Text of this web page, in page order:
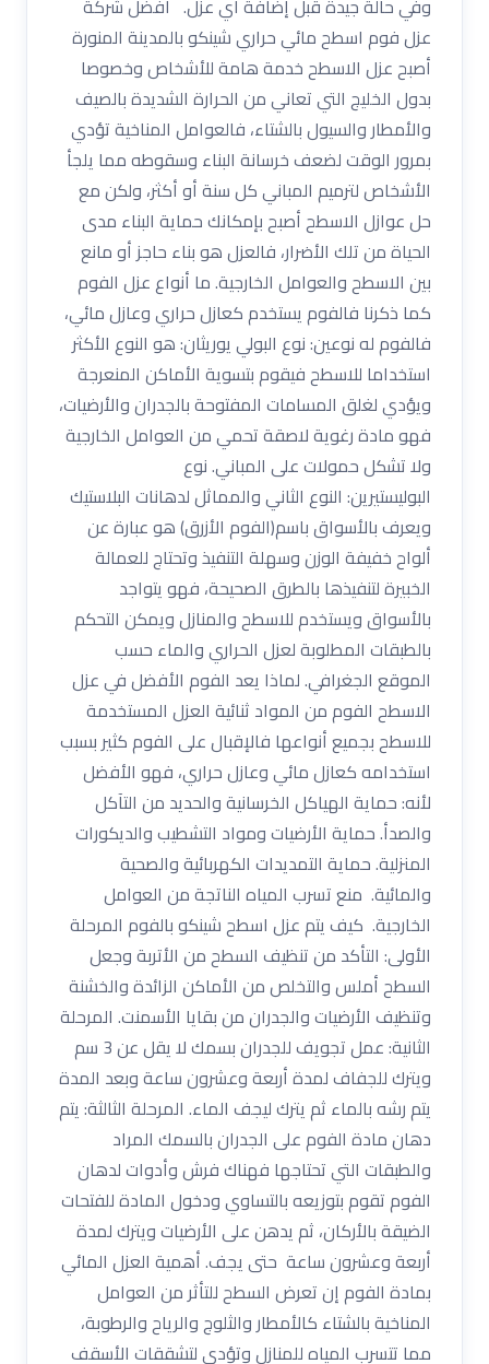
وفي حالة جيدة قبل إضافة أي عزل. افضل شركة
عزل فوم اسطح مائي حراري شينكو بالمدينة المنورة
أصبح عزل الاسطح خدمة هامة للأشخاص وخصوصا
بدول الخليج التي تعاني من الحرارة الشديدة بالصيف
والأمطار والسيول بالشتاء، فالعوامل المناخية تؤدي
بمرور الوقت لضعف خرسانة البناء وسقوطه مما يلجأ
الأشخاص لترميم المباني كل سنة أو أكثر، ولكن مع
حل عوازل الاسطح أصبح بإمكانك حماية البناء مدى
الحياة من تلك الأضرار، فالعزل هو بناء حاجز أو مانع
بين الاسطح والعوامل الخارجية. ما أنواع عزل الفوم
كما ذكرنا فالفوم يستخدم كعازل حراري وعازل مائي،
فالفوم له نوعين: نوع البولي يوريثان: هو النوع الأكثر
استخداما للاسطح فيقوم بتسوية الأماكن المنعرجة
ويؤدي لغلق المسامات المفتوحة بالجدران والأرضيات،
فهو مادة رغوية لاصقة تحمي من العوامل الخارجية
ولا تشكل حمولات على المباني. نوع
البوليستيرين: النوع الثاني والمماثل لدهانات البلاستيك
ويعرف بالأسواق باسم(الفوم الأزرق) هو عبارة عن
ألواح خفيفة الوزن وسهلة التنفيذ وتحتاج للعمالة
الخبيرة لتنفيذها بالطرق الصحيحة، فهو يتواجد
بالأسواق ويستخدم للاسطح والمنازل ويمكن التحكم
بالطبقات المطلوبة لعزل الحراري والماء حسب
الموقع الجغرافي. لماذا يعد الفوم الأفضل في عزل
الاسطح الفوم من المواد ثنائية العزل المستخدمة
للاسطح بجميع أنواعها فالإقبال على الفوم كثير بسبب
استخدامه كعازل مائي وعازل حراري، فهو الأفضل
لأنه: حماية الهياكل الخرسانية والحديد من التآكل
والصدأ. حماية الأرضيات ومواد التشطيب والديكورات
المنزلية. حماية التمديدات الكهربائية والصحية
والمائية. منع تسرب المياه الناتجة من العوامل
الخارجية. كيف يتم عزل اسطح شينكو بالفوم المرحلة
الأولى: التأكد من تنظيف السطح من الأتربة وجعل
السطح أملس والتخلص من الأماكن الزائدة والخشنة
وتنظيف الأرضيات والجدران من بقايا الأسمنت. المرحلة
الثانية: عمل تجويف للجدران بسمك لا يقل عن 3 سم
ويترك للجفاف لمدة أربعة وعشرون ساعة وبعد المدة
يتم رشه بالماء ثم يترك ليجف الماء. المرحلة الثالثة: يتم
دهان مادة الفوم على الجدران بالسمك المراد
والطبقات التي تحتاجها فهناك فرش وأدوات لدهان
الفوم تقوم بتوزيعه بالتساوي ودخول المادة للفتحات
الضيقة بالأركان، ثم يدهن على الأرضيات ويترك لمدة
أربعة وعشرون ساعة حتى يجف. أهمية العزل المائي
بمادة الفوم إن تعرض السطح للتأثر من العوامل
المناخية بالشتاء كالأمطار والثلوج والرياح والرطوبة،
مما تتسرب المياه للمنازل وتؤدي لتشققات الأسقف